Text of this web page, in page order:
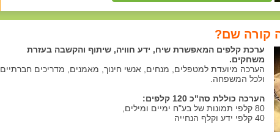
קורה שם?
ערכת קלפים המאפשרת שיח, ידע חוויה, שיתוף והקשבה בעזרת
משחקים.
הערכה מיועדת למטפלים, מנחים, אנשי חינוך, מאמנים, מדריכים חברתיים
ולכל המשפחה.
הערכה כוללת סה"כ 120 קלפים:
80 קלפי תמונות של בע"ח ימיים ומילים,
40 קלפי ידע וקלף הנחייה